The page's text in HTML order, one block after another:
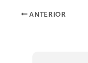
ANTERIOR